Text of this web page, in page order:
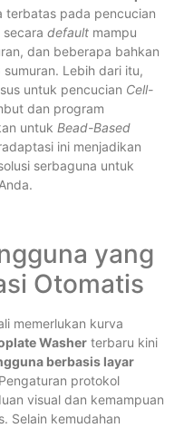
terbatas pada pencucian
default mampu
dan beberapa bahkan
Lebih dari itu,
untuk pencucian Cell-
dan program
untuk Bead-Based
ini menjadikan
serbaguna untuk
yang
Otomatis
memerlukan kurva
Washer terbaru kini
berbasis layar
protokol
visual dan kemampuan
Selain kemudahan